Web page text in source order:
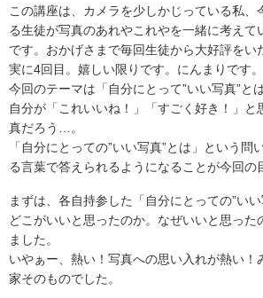
この講座は、カメラを少しかじっている私、
る生徒が写真のあれやこれやを一緒に考えて
です。おかげさまで毎回生徒から大好評をい
実に4回目。嬉しい限りです。にんまりです。
今回のテーマは「自分にとって”いい写真”とは
自分が「これいいね！」「すごく好き！」と
真だろう…。
「自分にとっての”いい写真”とは」という問
る言葉で答えられるようになることが今回の
まずは、各自持参した「自分にとっての”いい
どこがいいと思ったのか。なぜいいと思った
ました。
いやぁー、熱い！写真への思い入れが熱い！
家そのものでした。